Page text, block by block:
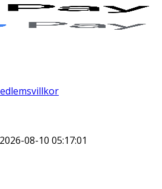
2026-08-10 05:17:01